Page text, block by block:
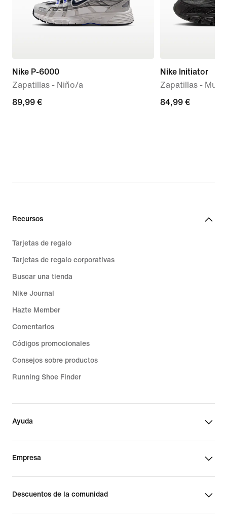
Nike P-6000
Zapatillas - Niño/a
89,99 €
89,99 €
Nike Initiator
Zapatillas - Mujer
84,99 €
84,99 €
Recursos
Tarjetas de regalo
Tarjetas de regalo corporativas
Buscar una tienda
Nike Journal
Hazte Member
Comentarios
Códigos promocionales
Consejos sobre productos
Running Shoe Finder
Ayuda
Empresa
Descuentos de la comunidad